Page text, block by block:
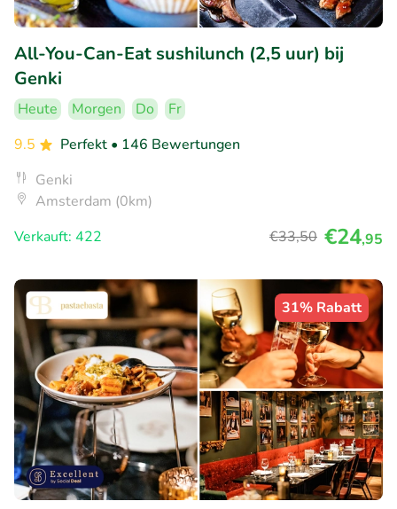
All-You-Can-Eat sushilunch (2,5 uur) bij
Genki
Heute Morgen Do
Fr
9.5
Perfekt • 146 Bewertungen
Genki
Amsterdam (0km)
Verkauft: 422
€33,50 €24,95
31% Rabatt